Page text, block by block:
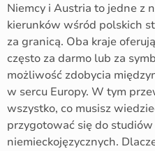
Niemcy i Austria to jedne z
kierunków wśród polskich
za granicą. Oba kraje
często za darmo lub za
możliwość zdobycia
w sercu Europy. W tym
wszystko, co musisz
przygotować się do
niemieckojęzycznych.